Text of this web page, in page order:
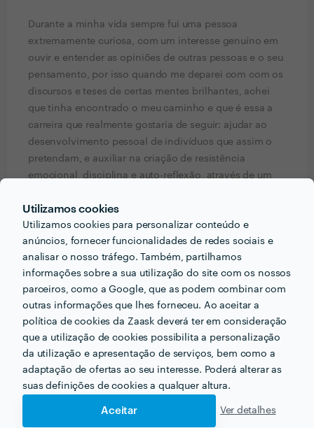
Utilizamos cookies
Utilizamos cookies para personalizar conteúdo e
anúncios, fornecer funcionalidades de redes sociais e
analisar o nosso tráfego. Também, partilhamos
informações sobre a sua utilização do site com os nossos
parceiros, como a Google, que as podem combinar com
outras informações que lhes forneceu. Ao aceitar a
política de cookies da Zaask deverá ter em consideração
que a utilização de cookies possibilita a personalização
da utilização e apresentação de serviços, bem como a
adaptação de ofertas ao seu interesse. Poderá alterar as
suas definições de cookies a qualquer altura.
Aceitar Ver detalhes
Durante a minha vida sempre fui uma pessoa
extremamente curiosa, com um interesse genuíno em
ouvir e entender as opiniões de outras pessoas e o seu
pensamento, por isso quando me deparei com com os
discursos e teses de certas mentes brilhantes, achei
que tinha encontrado o meu caminho e que é essa a
carreira que realmente gostaria de seguir: ajudar ao
desenvolvimento pessoal de indivíduos que assim o
pretendam, e auxiliar na criação de resistência
emocional, disciplina e auto-reflexão, através de um
soluções plausíveis e que façam sentido para cada um.
Não considero exatamente terapia, mas mais uma
abordagem prática focada nas soluções.
Gosto de pensar que sou boa conselheira, por isso
seria um gosto poder ajudar pessoas a aumentar a sua
auto-confiança, e tentar que olhem novamente para a
vida de uma forma positiva, porque há tanto que nos é
oferecido, tanto para ver, e tanto pela qual se pode
estar grato.
Pedir orçamentos Contactar profissional
Verificar disponibilidade